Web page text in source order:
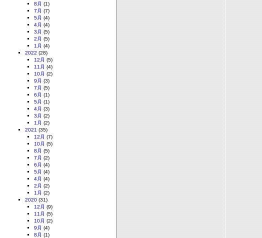
8月 (1)
7月 (7)
5月 (4)
4月 (4)
3月 (5)
2月 (5)
1月 (4)
2022 (28)
12月 (5)
11月 (4)
10月 (2)
9月 (3)
7月 (5)
6月 (1)
5月 (1)
4月 (3)
3月 (2)
1月 (2)
2021 (35)
12月 (7)
10月 (5)
8月 (5)
7月 (2)
6月 (4)
5月 (4)
4月 (4)
2月 (2)
1月 (2)
2020 (31)
12月 (9)
11月 (5)
10月 (2)
9月 (4)
8月 (1)